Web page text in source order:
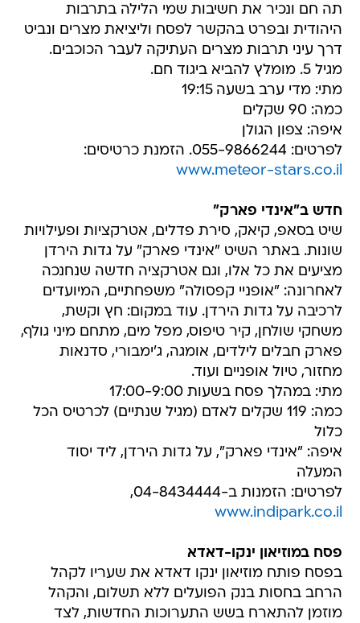
תה חם ונכיר את חשיבות שמי הלילה בתרבות
היהודית ובפרט בהקשר לפסח וליציאת מצרים ונביט
דרך עיני תרבות מצרים העתיקה לעבר הכוכבים.
מגיל 5. מומלץ להביא ביגוד חם.
מתי: מדי ערב בשעה 19:15
כמה: 90 שקלים
איפה: צפון הגולן
לפרטים: 055-9866244. הזמנת כרטיסים:
www.meteor-stars.co.il
חדש ב"אינדי פארק"
שיט בסאפ, קיאק, סירת פדלים, אטרקציות ופעילויות
שונות. באתר השיט "אינדי פארק" על גדות הירדן
מציעים את כל אלו, וגם אטרקציה חדשה שנחנכה
לאחרונה: "אופניי קפסולה" משפחתיים, המיועדים
לרכיבה על גדות הירדן. עוד במקום: חץ וקשת,
משחקי שולחן, קיר טיפוס, מפל מים, מתחם מיני גולף,
פארק חבלים לילדים, אומגה, ג'ימבורי, סדנאות
מחזור, טיול אופניים ועוד.
מתי: במהלך פסח בשעות 17:00-9:00
כמה: 119 שקלים לאדם (מגיל שנתיים) לכרטיס הכל
כלול
איפה: "אינדי פארק", על גדות הירדן, ליד יסוד
המעלה
לפרטים: הזמנות ב-04-8434444,
www.indipark.co.il
פסח במוזיאון ינקו-דאדא
בפסח פותח מוזיאון ינקו דאדא את שעריו לקהל
הרחב בחסות בנק הפועלים ללא תשלום, והקהל
מוזמן להתארח בשש התערוכות החדשות, לצד